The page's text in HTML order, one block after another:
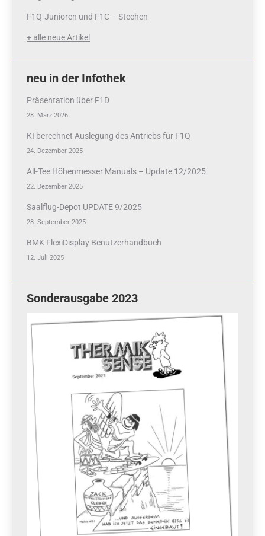
F1Q-Junioren und F1C – Stechen
+ alle neue Artikel
neu in der Infothek
Präsentation über F1D
28. März 2026
KI berechnet Auslegung des Antriebs für F1Q
24. Dezember 2025
All-Tee Höhenmesser Manuals – Update 12/2025
22. Dezember 2025
Saalflug-Depot UPDATE 9/2025
28. September 2025
BMK FlexiDisplay Benutzerhandbuch
12. Juli 2025
Sonderausgabe 2023